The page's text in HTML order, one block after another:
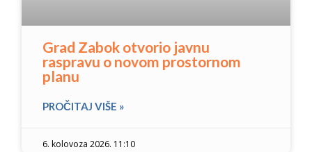
Grad Zabok otvorio javnu
raspravu o novom prostornom
planu
PROČITAJ VIŠE »
6. kolovoza 2026. 11:10